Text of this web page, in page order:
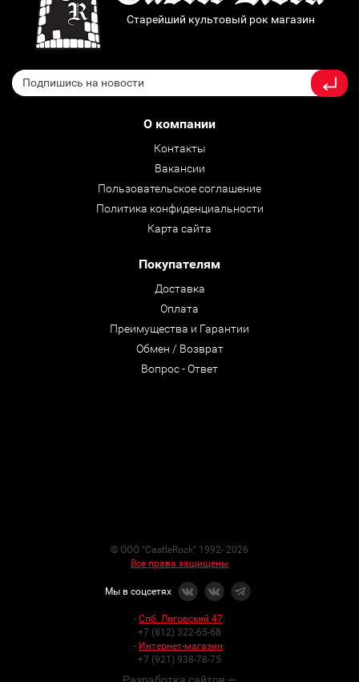
Старейший культовый рок магазин
О компании
Контакты
Вакансии
Пользовательское соглашение
Политика конфиденциальности
Карта сайта
Покупателям
Доставка
Оплата
Преимущества и Гарантии
Обмен / Возврат
Вопрос - Ответ
© ООО "CastleRock" 1992- 2026
Все права защищены
Мы в соцсетях
- Спб. Лиговский 47:
+7 (812) 322-65-68
- Интернет-магазин:
+7 (921) 938-78-75